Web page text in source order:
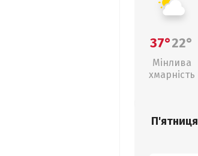
37°22°
Мінлива
хмарність